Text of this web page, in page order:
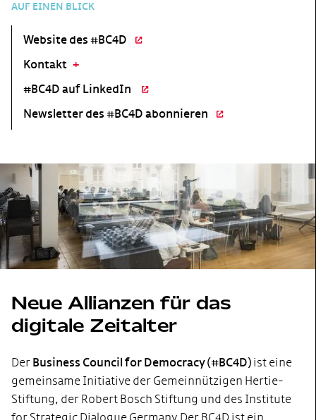
AUF EINEN BLICK
Website des #BC4D
Kontakt
#BC4D auf LinkedIn
Newsletter des #BC4D abonnieren
Neue Allianzen für das
digitale Zeitalter
Der Business Council for Democracy (#BC4D) ist eine
gemeinsame Initiative der Gemeinnützigen Hertie-
Stiftung, der Robert Bosch Stiftung und des Institute
for Strategic Dialogue Germany. Der BC4D ist ein